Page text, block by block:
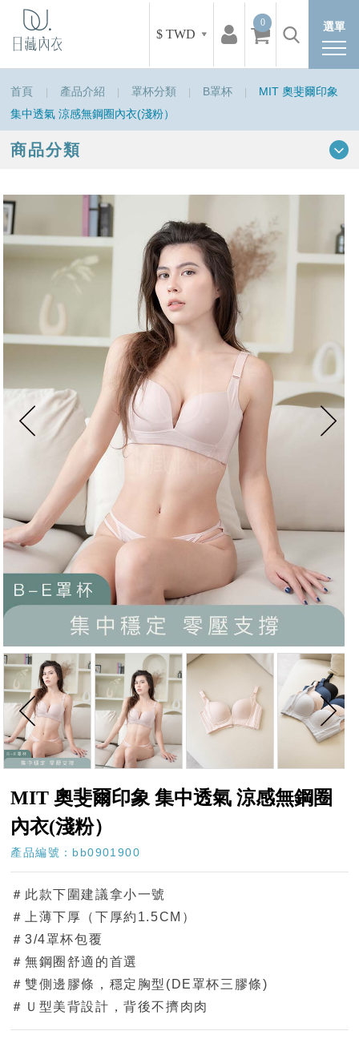
選單
$ TWD
0
首頁 產品介紹 罩杯分類 B罩杯
MIT 奧斐爾印象
集中透氣 涼感無鋼圈內衣(淺粉）
商品分類
MIT 奧斐爾印象 集中透氣 涼感無鋼圈
內衣(淺粉）
產品編號：bb0901900
＃此款下圍建議拿小一號
＃上薄下厚（下厚約1.5CM）
＃3/4罩杯包覆
＃無鋼圈舒適的首選
＃雙側邊膠條，穩定胸型(DE罩杯三膠條)
＃Ｕ型美背設計，背後不擠肉肉